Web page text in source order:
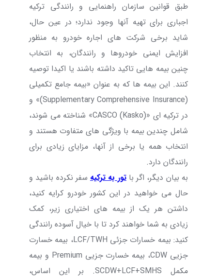
طبق قوانین سازمان راهنمایی و رانندگی ترکیه
اجباری برای تهیه آنها وجود ندارد؛ در عین حال،
شاید برخی شرکت های اجاره خودرو به منظور
افزایش ایمنی خودروها و رانندگان، به انتخاب
چنین بیمه هایی تاکید داشته باشند یا اکیدا توصیه
کنند. این بیمه ها که به عنوان «بیمه جامع تکمیلی
(
Supplementary Comprehensive Insurance)» و
در ترکیه ای «CASCO (Kasko)» شناخته می شوند،
شامل چندین بیمه با ویژگی های متفاوت هستند و
انتخاب همه یا برخی از آنها، مزایای زیادی برای
رانندگان دارد.
به بیان دیگر، اگر باتور به ترکیهسفر نکرده باشید و
حال می خواهید در این کشور خودرو کرایه کنید،
داشتن هر یک از بیمه های اختیاری زیر، کمک
زیادی به شما خواهند کرد تا با خیال آسوده رانندگی
کنید: بیمه خسارات جزئی LCF/TWH، بیمه خسارت
جزیی CDW، بیمه خسارت جزیی Premium و بیمه
مکمل SCDW+LCF+SMHS. بر این اساس،